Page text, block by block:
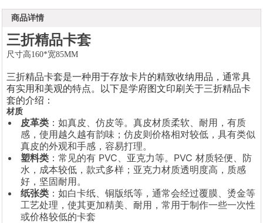
商品详情
三折精品卡套
尺寸高160*宽85MM
三折精品卡套是一种用于存放卡片的精致收纳用品，通常具
有实用和美观的特点。以下是学府图文印刷关于三折精品卡
套的介绍：
材质
皮革类：如真皮、仿皮等。真皮材质柔软、耐用，有质
感，使用越久越有韵味；仿皮则价格相对较低，具有类似
真皮的外观和手感，容易打理。
塑料类：常见的有 PVC、亚克力等。PVC 材质轻便、防
水，成本较低，款式多样；亚克力材质透明度高，质感
好，坚固耐用。
纸张类：如白卡纸、铜版纸等，通常会经过覆膜、烫金等
工艺处理，使其更加精美、耐用，常用于制作一些一次性
或价格较低的卡套